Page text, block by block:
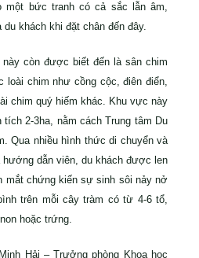
bức tranh có cả sắc lẫn âm,
khách khi đặt chân đến đây.
này còn được biết đến là sân chim
loài chim như cồng cộc, điên điển,
chim quý hiếm khác. Khu vực này
tích 2-3ha, nằm cách Trung tâm Du
Qua nhiều hình thức di chuyển và
hướng dẫn viên, du khách được len
mắt chứng kiến sự sinh sôi nảy nở
trên mỗi cây tràm có từ 4-6 tổ,
hoặc trứng.
Hải – Trưởng phòng Khoa học